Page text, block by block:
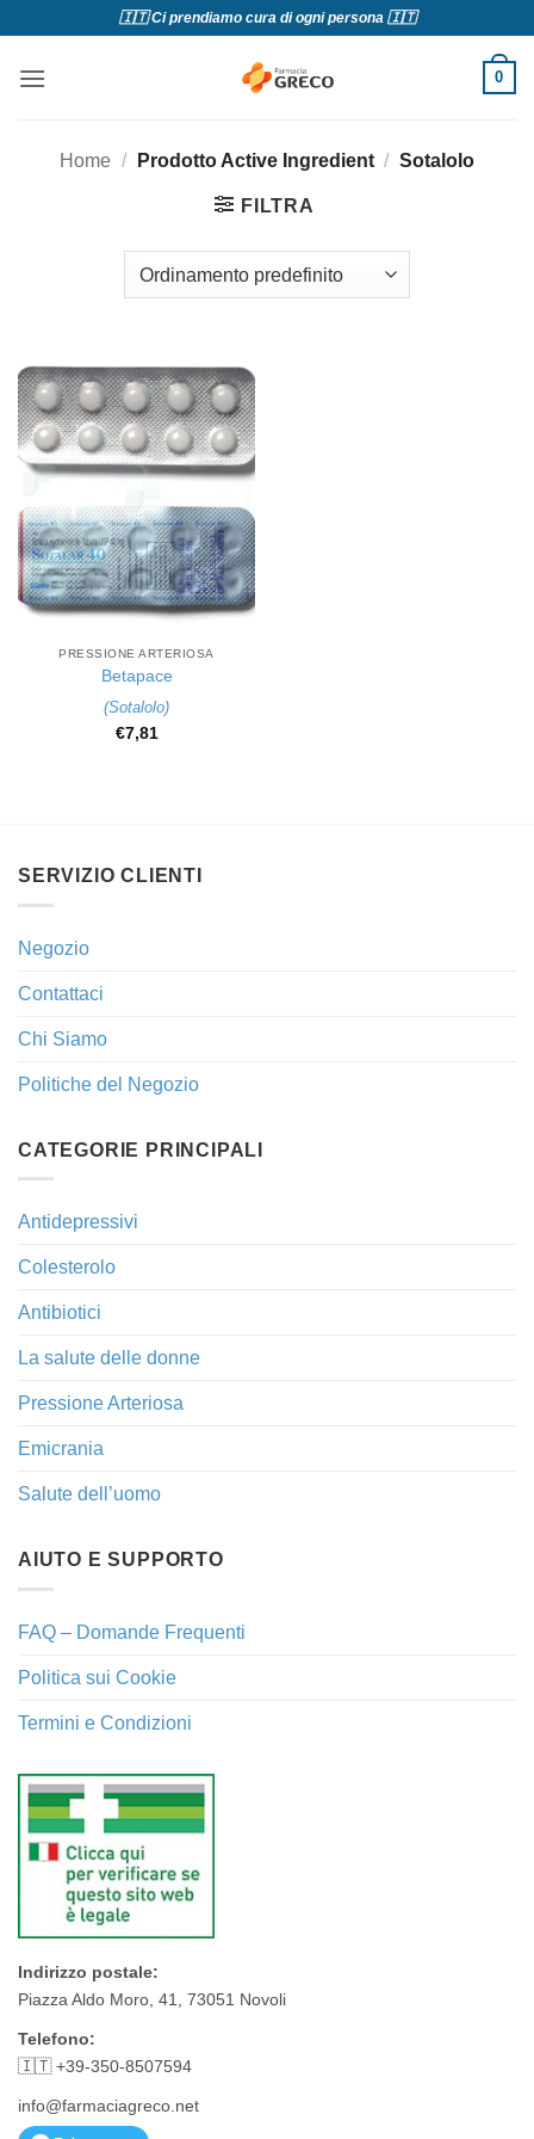
contenuti
🇮🇹 Ci prendiamo cura di ogni persona 🇮🇹
0
Home / Prodotto Active Ingredient / Sotalolo
FILTRA
PRESSIONE ARTERIOSA
Betapace
(Sotalolo)
€7,81
SERVIZIO CLIENTI
Negozio
Contattaci
Chi Siamo
Politiche del Negozio
CATEGORIE PRINCIPALI
Antidepressivi
Colesterolo
Antibiotici
La salute delle donne
Pressione Arteriosa
Emicrania
Salute dell’uomo
AIUTO E SUPPORTO
FAQ – Domande Frequenti
Politica sui Cookie
Termini e Condizioni
Indirizzo postale:
Piazza Aldo Moro, 41, 73051 Novoli
Telefono:
🇮🇹 +39-350-8507594
info@farmaciagreco.net